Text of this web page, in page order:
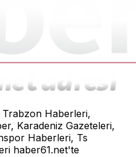
Haberleri,
Karadeniz Gazeteleri,
Haberleri, Ts
haber61.net'te